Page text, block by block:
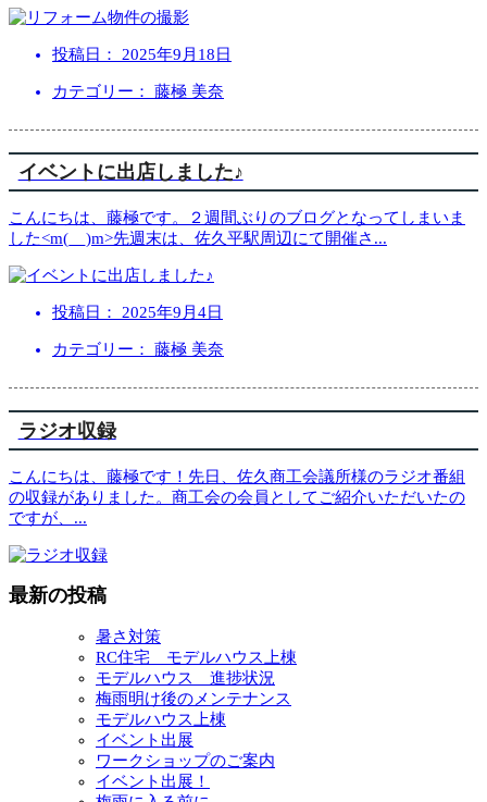
投稿日： 2025年9月18日
カテゴリー： 藤極 美奈
イベントに出店しました♪
こんにちは、藤極です。２週間ぶりのブログとなってしまいま
した<m(__)m>先週末は、佐久平駅周辺にて開催さ ...
投稿日： 2025年9月4日
カテゴリー： 藤極 美奈
ラジオ収録
こんにちは、藤極です！先日、佐久商工会議所様のラジオ番組
の収録がありました。商工会の会員としてご紹介いただいたの
ですが、 ...
最新の投稿
暑さ対策
RC住宅 モデルハウス上棟
モデルハウス 進捗状況
梅雨明け後のメンテナンス
モデルハウス上棟
イベント出展
ワークショップのご案内
イベント出展！